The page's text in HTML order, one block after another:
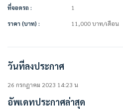
• โซฟา
• โต๊ะทานข้าว + เก้าอี้ 2 ตัว
• Key card 2 ใบ
ที่จอดรถ :
1
ราคา (บาท) :
11,000บาท/เดือน
วันที่ลงประกาศ
26 กรกฎาคม 2023 14:23 น
อัพเดทประกาศล่าสุด